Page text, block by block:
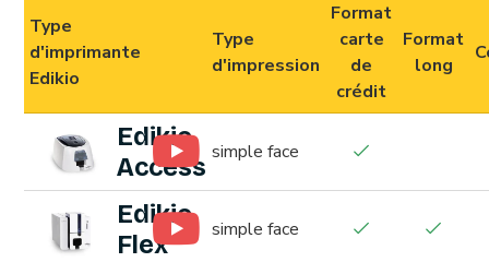
Type
d'imprimante
Edikio
Type
d'impression
Format
carte
de
crédit
Format
long
Edikio
Access simple face
Edikio
Flex
simple face